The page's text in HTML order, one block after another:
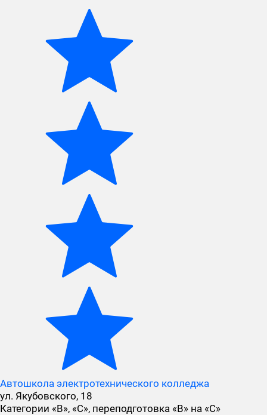
Автошкола электротехнического колледжа
ул. Якубовского, 18
Категории «В», «С», переподготовка «В» на «С»